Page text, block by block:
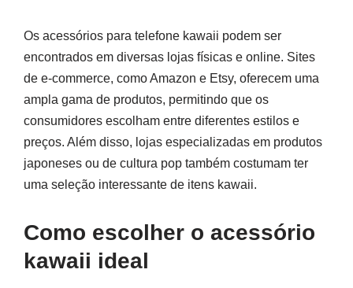
Os acessórios para telefone kawaii podem ser
encontrados em diversas lojas físicas e online. Sites
de e-commerce, como Amazon e Etsy, oferecem uma
ampla gama de produtos, permitindo que os
consumidores escolham entre diferentes estilos e
preços. Além disso, lojas especializadas em produtos
japoneses ou de cultura pop também costumam ter
uma seleção interessante de itens kawaii.
Como escolher o acessório
kawaii ideal